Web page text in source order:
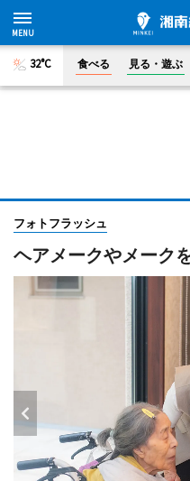
32°C 食べる 見る・遊ぶ
フォトフラッシュ
ヘアメークやメーク